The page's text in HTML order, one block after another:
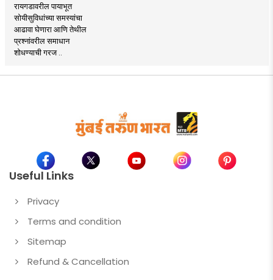
रायगडावरील पायाभूत
सोयीसुविधांच्या समस्यांचा
आढावा घेणारा आणि तेथील
प्रश्नांवरील समाधान
शोधण्याची गरज ..
Useful Links
Privacy
Terms and condition
Sitemap
Refund & Cancellation